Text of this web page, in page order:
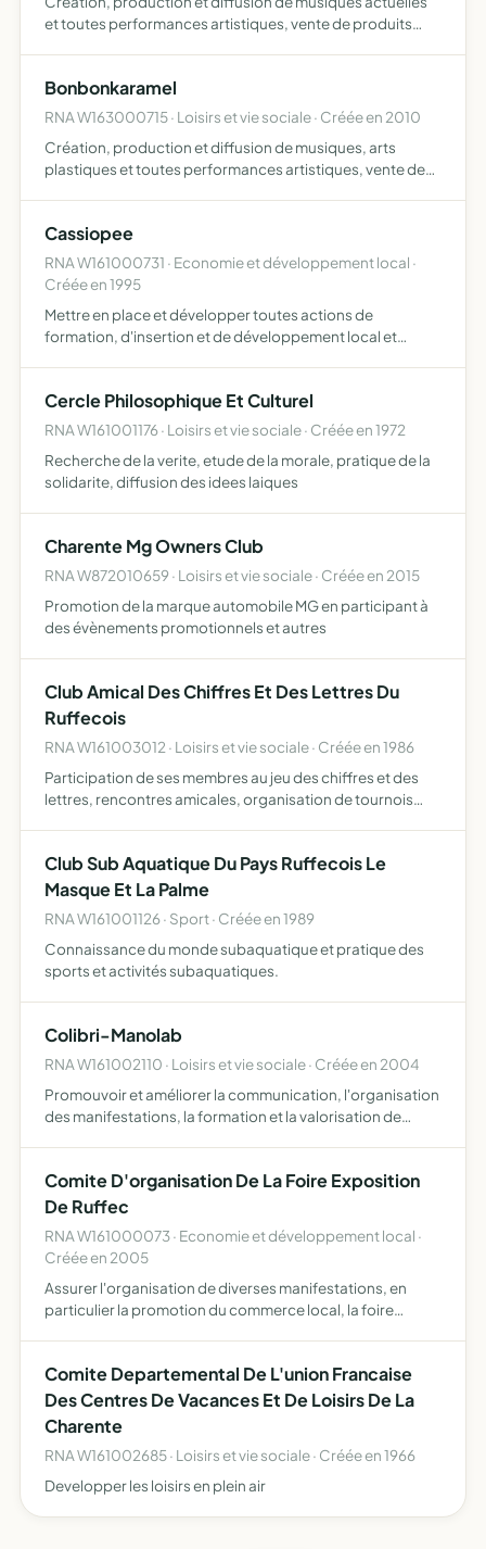
et toutes performances artistiques, vente de produits
int…
Bonbonkaramel
RNA W163000715 · Loisirs et vie sociale · Créée en 2010
Création, production et diffusion de musiques, arts
plastiques et toutes performances artistiques, vente de
Cassiopee
RNA W161000731 · Economie et développement local ·
Créée en 1995
Mettre en place et développer toutes actions de
formation, d'insertion et de développement local et
Cercle Philosophique Et Culturel
RNA W161001176 · Loisirs et vie sociale · Créée en 1972
Recherche de la verite, etude de la morale, pratique de la
solidarite, diffusion des idees laiques
Charente Mg Owners Club
RNA W872010659 · Loisirs et vie sociale · Créée en 2015
Promotion de la marque automobile MG en participant à
des évènements promotionnels et autres
Club Amical Des Chiffres Et Des Lettres Du
Ruffecois
RNA W161003012 · Loisirs et vie sociale · Créée en 1986
Participation de ses membres au jeu des chiffres et des
lettres, rencontres amicales, organisation de tournois
Club Sub Aquatique Du Pays Ruffecois Le
Masque Et La Palme
RNA W161001126 · Sport · Créée en 1989
Connaissance du monde subaquatique et pratique des
sports et activités subaquatiques.
Colibri-Manolab
RNA W161002110 · Loisirs et vie sociale · Créée en 2004
Promouvoir et améliorer la communication, l'organisation
des manifestations, la formation et la valorisation de
simila…
Comite D'organisation De La Foire Exposition
De Ruffec
RNA W161000073 · Economie et développement local ·
Créée en 2005
Assurer l'organisation de diverses manifestations, en
particulier la promotion du commerce local, la foire
Comite Departemental De L'union Francaise
Des Centres De Vacances Et De Loisirs De La
Charente
RNA W161002685 · Loisirs et vie sociale · Créée en 1966
Developper les loisirs en plein air